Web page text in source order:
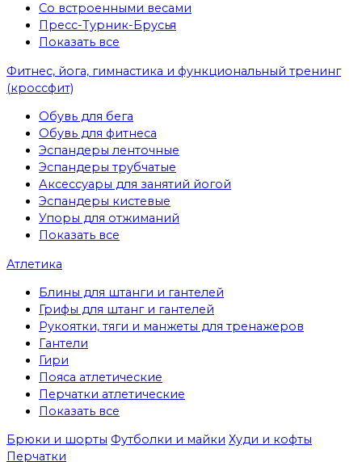
Со встроенными весами
Пресс-Турник-Брусья
Показать все
Фитнес, йога, гимнастика и функциональный тренинг
(кроссфит)
Обувь для бега
Обувь для фитнеса
Эспандеры ленточные
Эспандеры трубчатые
Аксессуары для занятий йогой
Эспандеры кистевые
Упоры для отжиманий
Показать все
Атлетика
Блины для штанги и гантелей
Грифы для штанг и гантелей
Рукоятки, тяги и манжеты для тренажеров
Гантели
Гири
Пояса атлетические
Перчатки атлетические
Показать все
Брюки и шорты Футболки и майки Худи и кофты
Перчатки